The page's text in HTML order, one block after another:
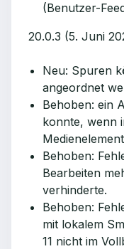
(Benutzer-
20.0.3 (5. Juni
Neu: Spuren
angeordnet
Behoben: ein
konnte, wenn
Behoben:
Bearbeiten
verhinderte.
Behoben:
mit lokalem
11 nicht im